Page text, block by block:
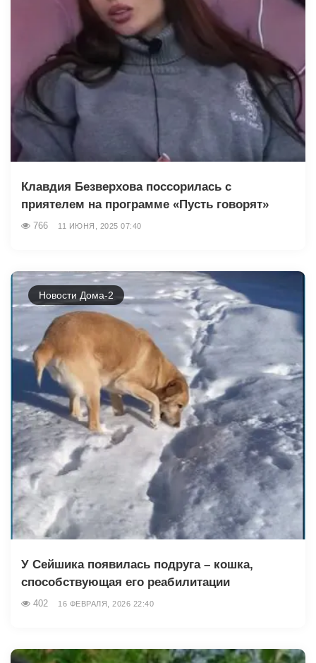
Клавдия Безверхова поссорилась с
приятелем на программе «Пусть говорят»
766 11 ИЮНЯ, 2025 07:40
Новости Дома-2
У Сейшика появилась подруга – кошка,
способствующая его реабилитации
402 16 ФЕВРАЛЯ, 2026 22:40